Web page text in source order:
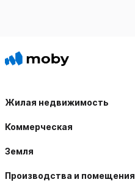
Жилая недвижимость
Коммерческая
Земля
Производства и помещения